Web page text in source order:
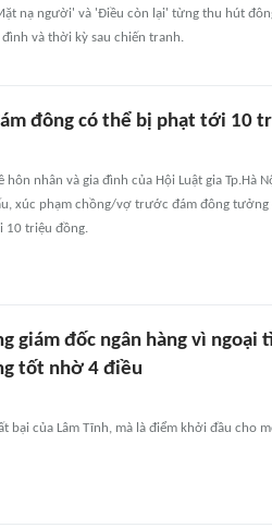
nạ người' và 'Điều còn lại' từng thu hút
và thời kỳ sau chiến tranh.
đông có thể bị phạt tới 10
nhân và gia đình của Hội Luật gia Tp.Hà
xúc phạm chồng/vợ trước đám đông tưởng
10 triệu đồng.
giám đốc ngân hàng vì ngoại
tốt nhờ 4 điều
bại của Lâm Tĩnh, mà là điểm khởi đầu cho